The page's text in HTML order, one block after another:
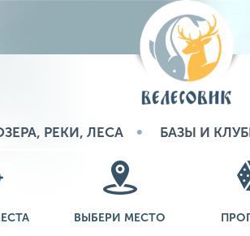
РЕКИ, ЛЕСА БАЗЫ И
ВЫБЕРИ МЕСТО